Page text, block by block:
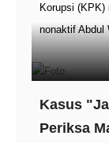
Korupsi (KPK)
nonaktif Abdul
Kasus
Periksa